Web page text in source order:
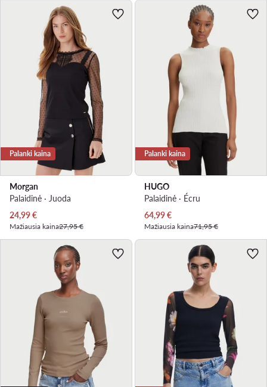
Palanki kaina
Morgan
Palaidinė · Juoda
Dabartinė kaina
24,99€
Mažiausia kaina27,95 €
Palanki kaina
HUGO
Palaidinė · Écru
Dabartinė kaina
64,99€
Mažiausia kaina71,95 €